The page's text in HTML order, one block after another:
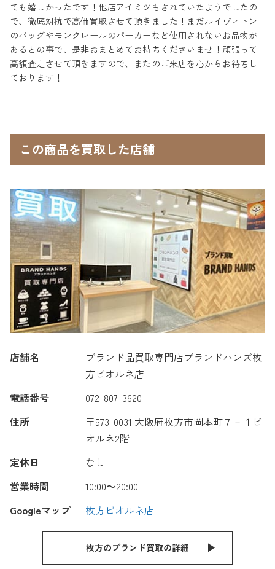
ても嬉しかったです！他店アイミツもされていたようでしたの
で、徹底対抗で高価買取させて頂きました！まだルイヴィトン
のバッグやモンクレールのパーカーなど使用されないお品物が
あるとの事で、是非おまとめてお持ちくださいませ！頑張って
高額査定させて頂きますので、またのご来店を心からお待ちし
ております！
この商品を買取した店舗
店舗名
ブランド品買取専門店ブランドハンズ枚
方ビオルネ店
電話番号
072-807-3620
住所
〒573-0031 大阪府枚方市岡本町７－１ビ
オルネ2階
定休日
なし
営業時間
10:00〜20:00
Googleマップ
枚方ビオルネ店
枚方のブランド買取の詳細